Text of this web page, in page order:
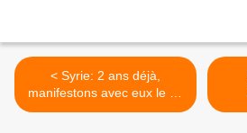
< Syrie: 2 ans déjà,
manifestons avec eux le 16
mars!